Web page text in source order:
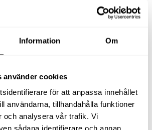
Information Om
använder cookies
för att anpassa innehållet
användarna, tillhandahålla funktioner
och analysera vår trafik. Vi
sådana identifierare och annan
produkter
Slangfäste
Textil- & Våtdammsugare
Tillbehör Textil- & våtdammsugare